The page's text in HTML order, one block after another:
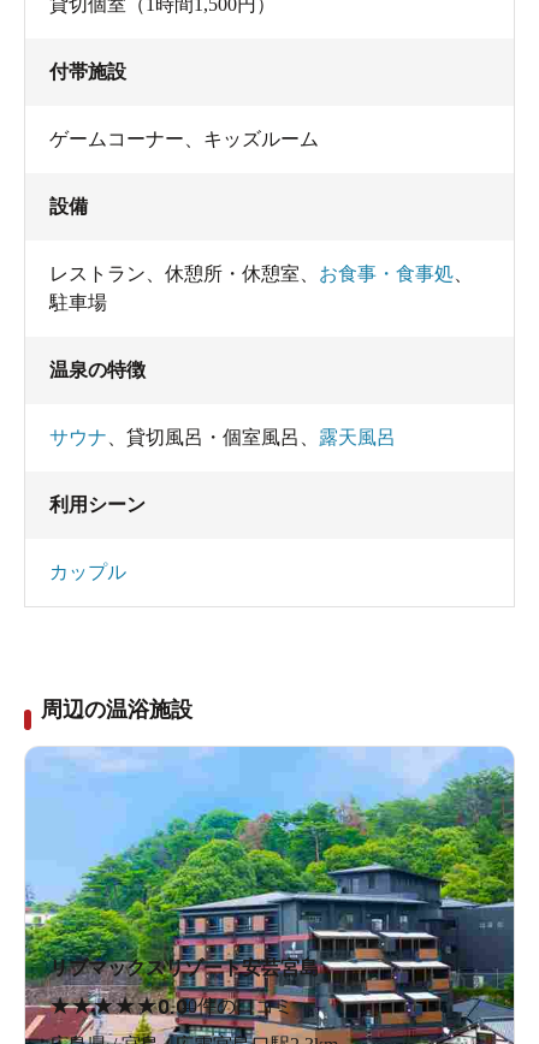
付帯施設
ゲームコーナー、キッズルーム
設備
レストラン 休憩所・休憩室 お食事・食事処
駐車場
温泉の特徴
サウナ 貸切風呂・個室風呂 露天風呂
利用シーン
カップル
周辺の温浴施設
リブマックスリゾート安芸宮島
★★★★★0.00件の口コミ